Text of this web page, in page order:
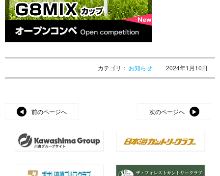
カテゴリ： お知らせ 2024年1月10日
前のページへ 次のページへ